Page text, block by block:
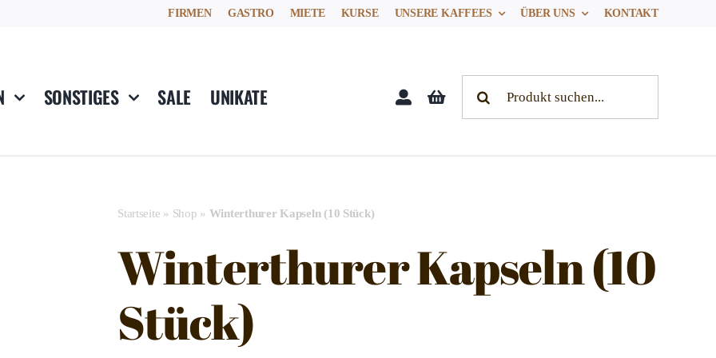
FIRMEN GASTRO MIETE KURSE UNSERE KAFFEES ÜBER UNS KONTAKT
SONSTIGES SALE UNIKATE
Startseite » Shop » Winterthurer Kapseln (10 Stück)
Winterthurer Kapseln (10
Stück)